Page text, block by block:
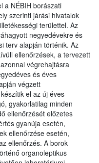
a NÉBIH borászati
szerinti járási hivatalok
területtel. Az
negyedévekre és
terv alapján történik. Az
ellenőrzések, a tervezett
végrehajtásra
és éves
végzett
el az új éves
gyakorlatilag minden
ellenőrzését előzetes
gyanúja esetén,
ellenőrzése esetén,
ellenőrzés. A borok
organoleptikus